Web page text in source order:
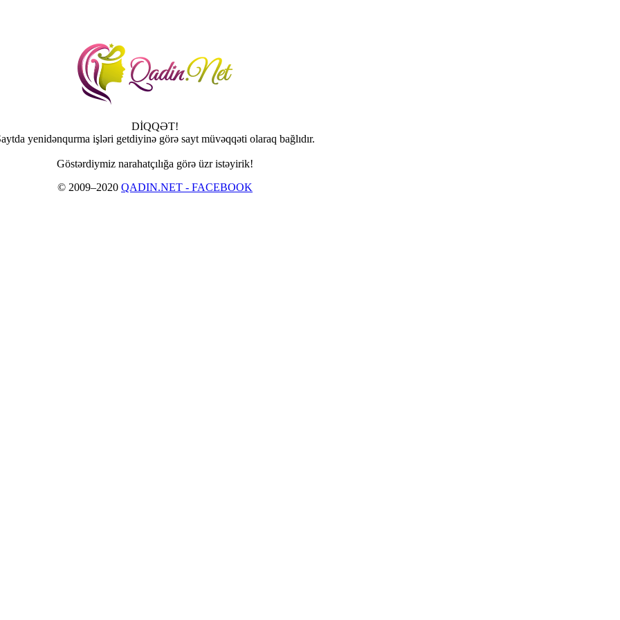
DİQQƏT!
yenidənqurma işləri getdiyinə görə sayt müvəqqəti olaraq bağlıdır.
Göstərdiymiz narahatçılığa görə üzr istəyirik!
© 2009–2020 QADIN.NET - FACEBOOK